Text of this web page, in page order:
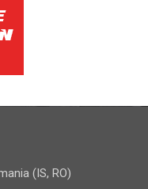
(IS, RO)